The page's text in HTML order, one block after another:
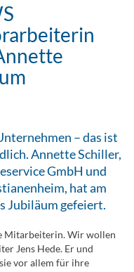
– das ist
Annette Schiller,
GmbH und
hat am
Jubiläum gefeiert.
Mitarbeiterin. Wir wollen
Jens Hede. Er und
vor allem für ihre